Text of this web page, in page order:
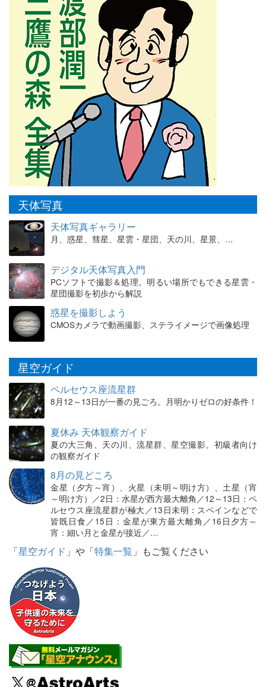
天体写真
天体写真ギャラリー
月、惑星、彗星、星雲・星団、天の川、星景、…
デジタル天体写真入門
PCソフトで撮影＆処理。明るい場所でもできる星雲・
星団撮影を初歩から解説
惑星を撮影しよう
CMOSカメラで動画撮影、ステライメージで画像処理
星空ガイド
ペルセウス座流星群
8月12～13日が一番の見ごろ。月明かりゼロの好条件！
夏休み 天体観察ガイド
夏の大三角、天の川、流星群、星空撮影。初級者向け
の観察ガイド
8月の見どころ
金星（夕方～宵）、火星（未明～明け方）、土星（宵
～明け方）／2日：水星が西方最大離角／12～13日：ペ
ルセウス座流星群が極大／13日未明：スペインなどで
皆既日食／15日：金星が東方最大離角／16日夕方～
宵：細い月と金星が接近／…
「星空ガイド 」や「特集一覧 」もご覧ください